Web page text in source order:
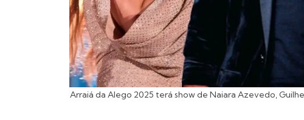
Arraiá da Alego 2025 terá show de Naiara Azevedo,